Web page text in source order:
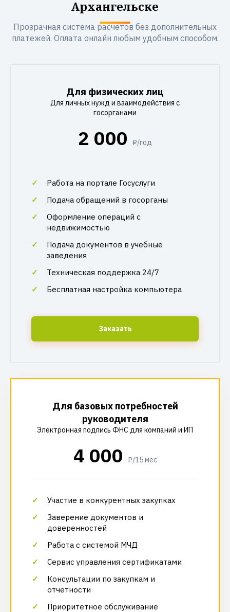
Архангельске
Прозрачная система расчетов без дополнительных
платежей. Оплата онлайн любым удобным способом.
Для физических лиц
Для личных нужд и взаимодействия с
госорганами
2 000 ₽/год
Работа на портале Госуслуги
Подача обращений в госорганы
Оформление операций с
недвижимостью
Подача документов в учебные
заведения
Техническая поддержка 24/7
Бесплатная настройка компьютера
Заказать
Для базовых потребностей
руководителя
Электронная подпись ФНС для компаний и ИП
4 000 ₽/15 мес
Участие в конкурентных закупках
Заверение документов и
доверенностей
Работа с системой МЧД
Сервис управления сертификатами
Консультации по закупкам и
отчетности
Приоритетное обслуживание